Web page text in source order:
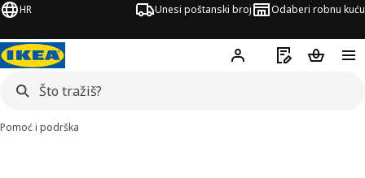
HR Unesi poštanski broj Odaberi robnu kuću
Hej! Prijavi se
Popis zaKošarica
Pomoć i podrška